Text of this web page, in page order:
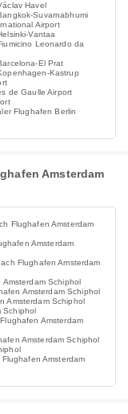
Havel
Suvarnabhumi
Airport
Vantaa
Leonardo da
El Prat
Kastrup
de Gaulle Airport
Flughafen Berlin
Amsterdam
Flughafen Amsterdam
Amsterdam
Flughafen Amsterdam
Schiphol
Amsterdam Schiphol
Amsterdam Schiphol
Schiphol
Amsterdam
Amsterdam Schiphol
Amsterdam